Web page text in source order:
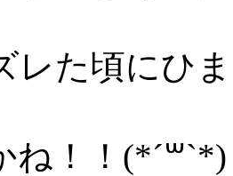
レた頃にひ
ね！！(*´꒳`*)